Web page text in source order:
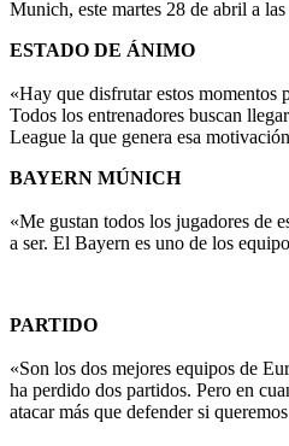
Munich, este martes 28 de abril a
ESTADO DE ÁNIMO
«Hay que disfrutar estos momentos
Todos los entrenadores buscan
League la que genera esa
BAYERN MÚNICH
«Me gustan todos los jugadores de
a ser. El Bayern es uno de los
PARTIDO
«Son los dos mejores equipos de
ha perdido dos partidos. Pero en
atacar más que defender si